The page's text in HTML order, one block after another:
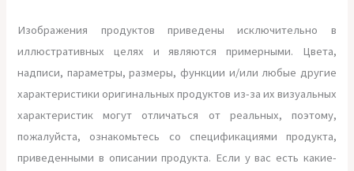
Изображения продуктов приведены исключительно в
иллюстративных целях и являются примерными. Цвета,
надписи, параметры, размеры, функции и/или любые другие
характеристики оригинальных продуктов из-за их визуальных
характеристик могут отличаться от реальных, поэтому,
пожалуйста, ознакомьтесь со спецификациями продукта,
приведенными в описании продукта. Если у вас есть какие-